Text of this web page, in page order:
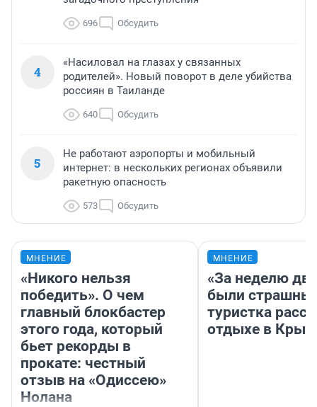
696 Обсудить
4
«Насиловал на глазах у связанных
родителей». Новый поворот в деле убийства
россиян в Таиланде
640 Обсудить
5
Не работают аэропорты и мобильный
интернет: в нескольких регионах объявили
ракетную опасность
573 Обсудить
МНЕНИЕ
«Никого нельзя
победить». О чем
главный блокбастер
этого года, который
бьет рекорды в
прокате: честный
отзыв на «Одиссею»
Нолана
МНЕНИЕ
«За неделю
были
туристка
отдыхе в